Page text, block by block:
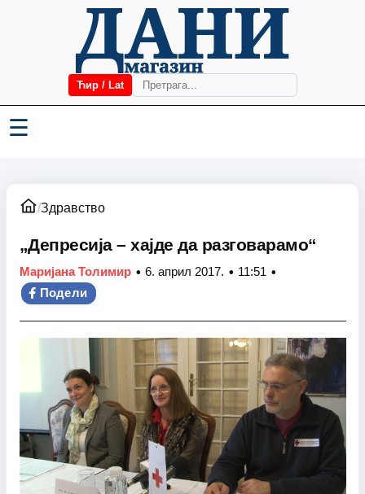
Ћир / Lat
☰
/Здравство
„Депресија – хајде да разговарамо“
Маријана Толимир • 6. април 2017. • 11:51 •
Подели